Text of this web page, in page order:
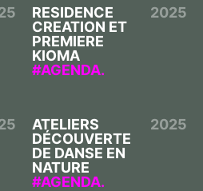
RESIDENCE
CREATION ET
PREMIERE
KIOMA
AGENDA.
2025
ATELIERS
DÉCOUVERTE
DE DANSE EN
NATURE
AGENDA.
2025